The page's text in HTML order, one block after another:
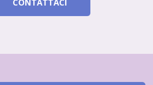
CONTATTACI